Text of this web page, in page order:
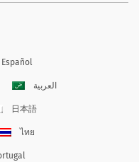
Español
العربية
日本語
ไทย